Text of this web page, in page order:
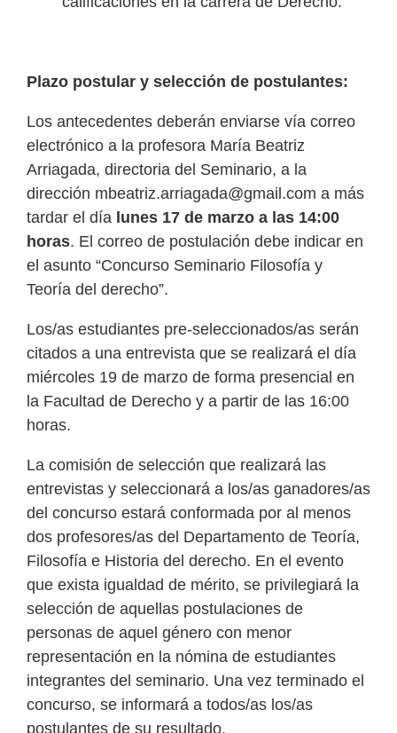
Plazo postular y selección de postulantes:
Los antecedentes deberán enviarse vía correo
electrónico a la profesora María Beatriz
Arriagada, directoria del Seminario, a la
dirección mbeatriz.arriagada@gmail.com a más
tardar el día lunes 17 de marzo a las 14:00
horas. El correo de postulación debe indicar en
el asunto “Concurso Seminario Filosofía y
Teoría del derecho”.
Los/as estudiantes pre-seleccionados/as serán
citados a una entrevista que se realizará el día
miércoles 19 de marzo de forma presencial en
la Facultad de Derecho y a partir de las 16:00
horas.
La comisión de selección que realizará las
entrevistas y seleccionará a los/as ganadores/as
del concurso estará conformada por al menos
dos profesores/as del Departamento de Teoría,
Filosofía e Historia del derecho. En el evento
que exista igualdad de mérito, se privilegiará la
selección de aquellas postulaciones de
personas de aquel género con menor
representación en la nómina de estudiantes
integrantes del seminario. Una vez terminado el
concurso, se informará a todos/as los/as
postulantes de su resultado.